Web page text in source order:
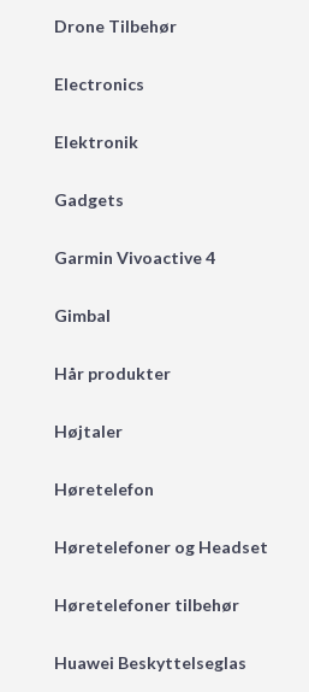
Drone Tilbehør
Electronics
Elektronik
Gadgets
Garmin Vivoactive 4
Gimbal
Hår produkter
Højtaler
Høretelefon
Høretelefoner og Headset
Høretelefoner tilbehør
Huawei Beskyttelseglas